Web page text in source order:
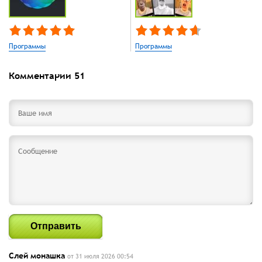
Программы Программы
Комментарии 51
Отправить
Слей монашка от 31 июля 2026 00:54